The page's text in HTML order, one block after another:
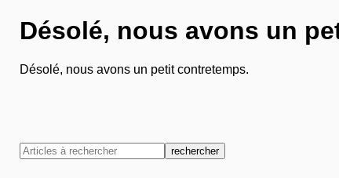
Désolé, nous avons un
Désolé, nous avons un petit contretemps.
rechercher